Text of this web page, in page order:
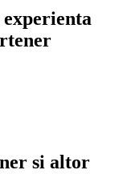
si altor